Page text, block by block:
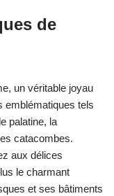
de
un véritable joyau
emblématiques tels
palatine, la
catacombes.
aux délices
le charmant
et ses bâtiments